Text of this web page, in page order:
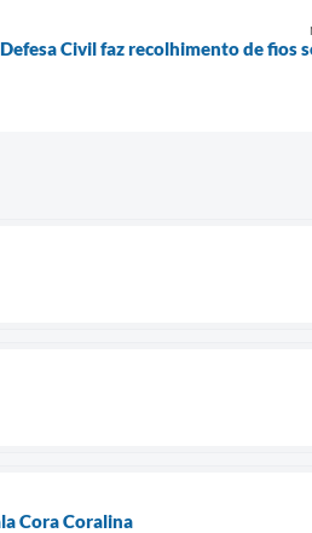
Defesa Civil faz recolhimento de fios
Cora Coralina